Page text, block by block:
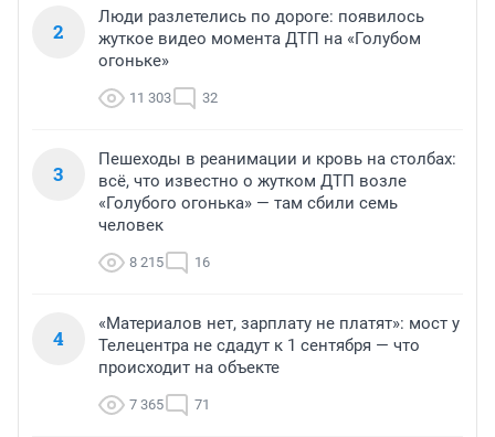
2
Люди разлетелись по дороге: появилось
жуткое видео момента ДТП на «Голубом
огоньке»
11 303 32
3
Пешеходы в реанимации и кровь на столбах:
всё, что известно о жутком ДТП возле
«Голубого огонька» — там сбили семь
человек
8 215 16
4
«Материалов нет, зарплату не платят»: мост у
Телецентра не сдадут к 1 сентября — что
происходит на объекте
7 365 71